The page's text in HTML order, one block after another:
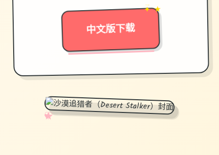
中文版下载
→
✦ ★
✧
♡
★
♥